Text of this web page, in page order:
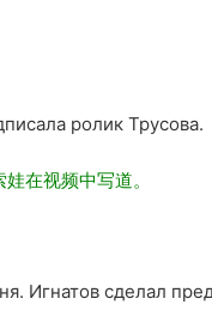
ролик Трусова.
娃在视频中写道。
Игнатов сделал